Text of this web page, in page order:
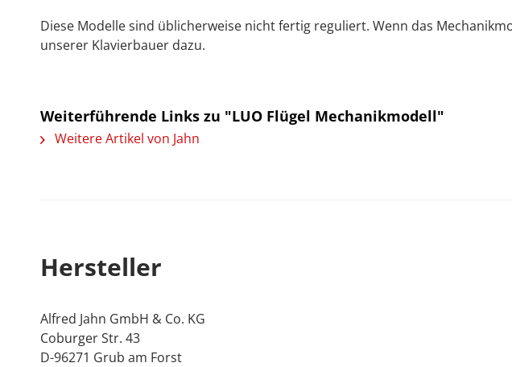
Diese Modelle sind üblicherweise nicht fertig reguliert. Wenn das
unserer Klavierbauer dazu.
Weiterführende Links zu "LUO Flügel Mechanikmodell"
Weitere Artikel von Jahn
Hersteller
Alfred Jahn GmbH & Co. KG
Coburger Str. 43
D-96271 Grub am Forst